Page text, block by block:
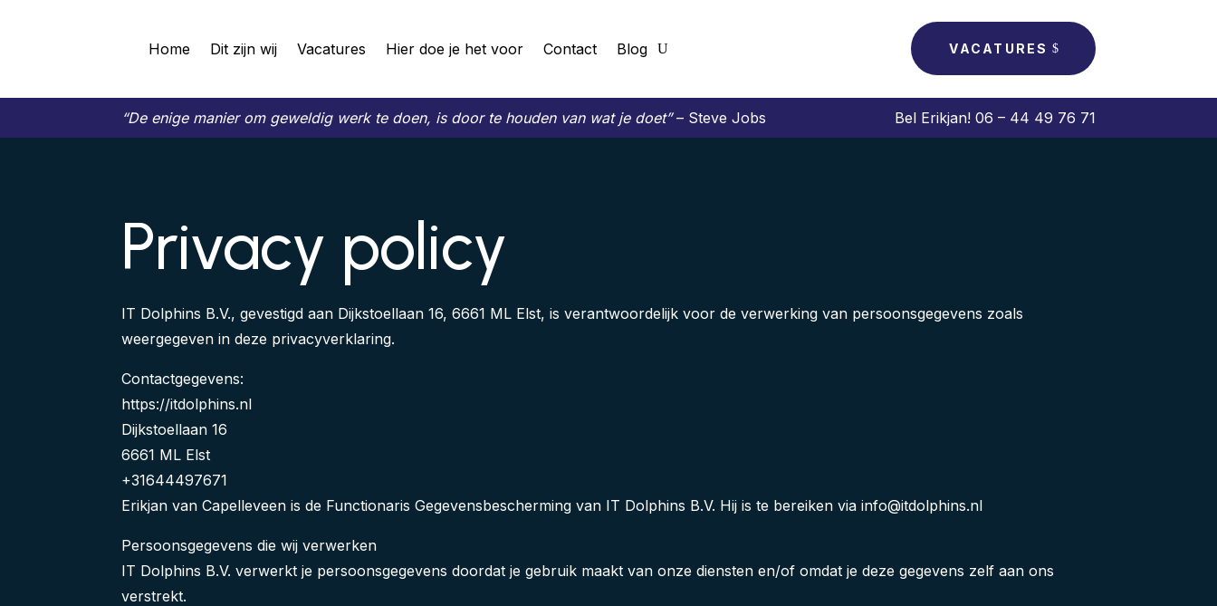
Home Dit zijn wij Vacatures Hier doe je het voor Contact Blog VACATURES
“De enige manier om geweldig werk te doen, is door te houden van wat je doet”– Steve Jobs Bel Erikjan! 06 – 44 49 76 71
Privacy policy
IT Dolphins B.V., gevestigd aan Dijkstoellaan 16, 6661 ML Elst, is verantwoordelijk voor de verwerking van persoonsgegevens zoals
weergegeven in deze privacyverklaring.
Contactgegevens:
https://itdolphins.nl
Dijkstoellaan 16
6661 ML Elst
+31644497671
Erikjan van Capelleveen is de Functionaris Gegevensbescherming van IT Dolphins B.V. Hij is te bereiken via info@itdolphins.nl
Persoonsgegevens die wij verwerken
IT Dolphins B.V. verwerkt je persoonsgegevens doordat je gebruik maakt van onze diensten en/of omdat je deze gegevens zelf aan ons
verstrekt.